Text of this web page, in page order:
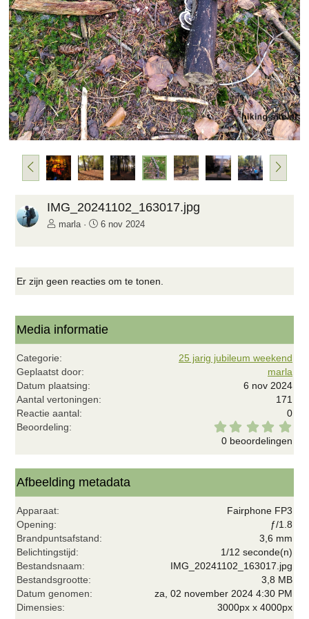
e
n
d
e
V
o
g
e
V
IMG_20241102_163017.jpg
marla 6 nov 2024
Er zijn geen reacties om te tonen.
Media informatie
Categorie
25 jarig jubileum weekend
Geplaatst door
marla
Datum plaatsing
6 nov 2024
Aantal vertoningen
171
Reactie aantal
0
Beoordeling
s
0 beoordelingen
Afbeelding metadata
Apparaat
Fairphone FP3
Opening
ƒ/1.8
Brandpuntsafstand
3,6 mm
Belichtingstijd
1/12 seconde(n)
Bestandsnaam
IMG_20241102_163017.jpg
Bestandsgrootte
3,8 MB
Datum genomen
za, 02 november 2024 4:30 PM
Dimensies
3000px x 4000px